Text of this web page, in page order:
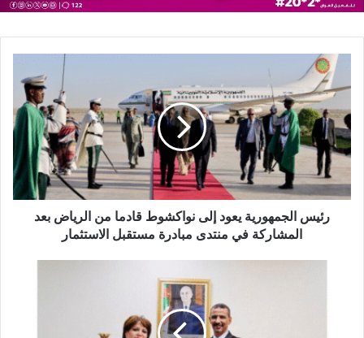
رئيس الجمهورية يعود إلى نواكشوط قادما من الرياض بعد
المشاركة في منتدى مبادرة مستقبل الاستثمار